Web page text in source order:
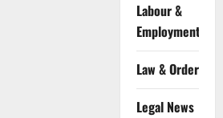
Labour &
Employment
Law & Order
Legal News